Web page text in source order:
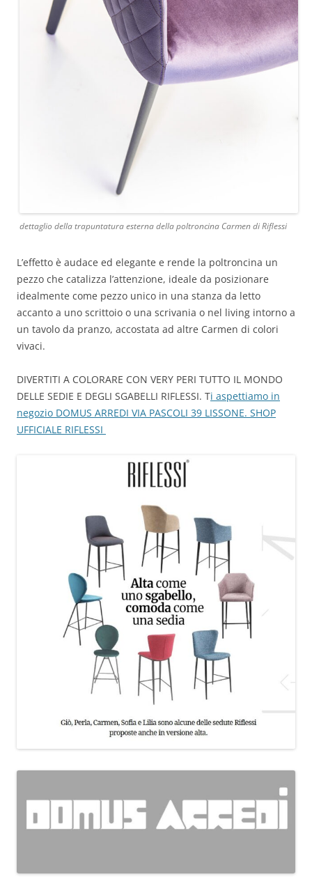
dettaglio della trapuntatura esterna della poltroncina Carmen di Riflessi
L’effetto è audace ed elegante e rende la poltroncina un
pezzo che catalizza l’attenzione, ideale da posizionare
idealmente come pezzo unico in una stanza da letto
accanto a uno scrittoio o una scrivania o nel living intorno a
un tavolo da pranzo, accostata ad altre Carmen di colori
vivaci.
DIVERTITI A COLORARE CON VERY PERI TUTTO IL MONDO
DELLE SEDIE E DEGLI SGABELLI RIFLESSI. Ti aspettiamo in
negozio DOMUS ARREDI VIA PASCOLI 39 LISSONE. SHOP
UFFICIALE RIFLESSI